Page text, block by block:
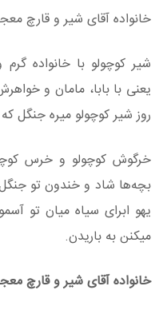
خانواده آقای شیر و قارچ
شیر کوچولو با خانواده
یعنی با بابا، مامان و
روز شیر کوچولو میره جنگل
خرگوش کوچولو و خرس
بچه‌ها شاد و خندون تو
یهو ابرای سیاه میان تو
میکنن به باریدن.
خانواده آقای شیر و قارچ